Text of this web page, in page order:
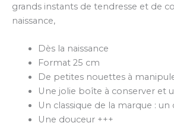
grands instants de tendresse et de
naissance,
Dès la naissance
Format 25 cm
De petites nouettes à
Une jolie boîte à conserver et
Un classique de la marque : un
Une douceur +++